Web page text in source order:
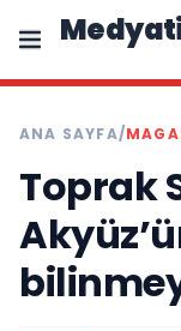
ANA SAYFA/
Toprak